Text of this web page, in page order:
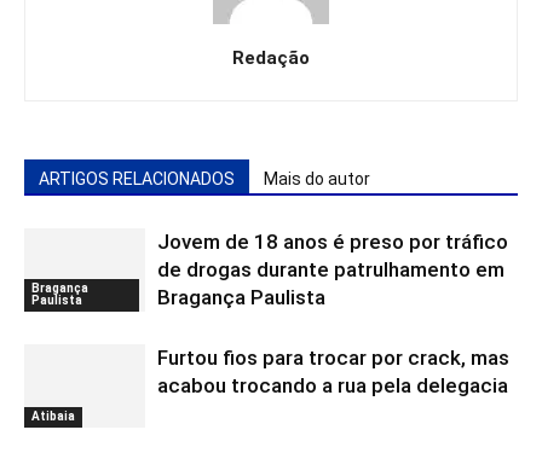
Redação
ARTIGOS RELACIONADOS Mais do autor
Bragança
Paulista
Jovem de 18 anos é preso por tráfico
de drogas durante patrulhamento em
Bragança Paulista
Atibaia
Furtou fios para trocar por crack, mas
acabou trocando a rua pela delegacia